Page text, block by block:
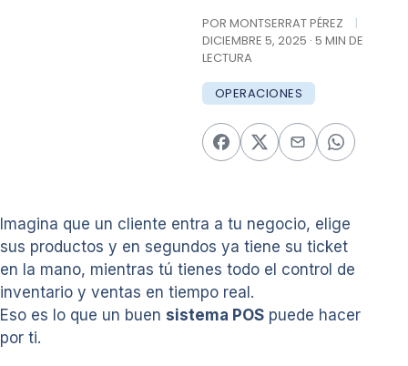
POR MONTSERRAT PÉREZ
|
DICIEMBRE 5, 2025 · 5 MIN DE
LECTURA
OPERACIONES
Imagina que un cliente entra a tu negocio, elige
sus productos y en segundos ya tiene su ticket
en la mano, mientras tú tienes todo el control de
inventario y ventas en tiempo real.
Eso es lo que un buen sistema POS puede hacer
por ti.